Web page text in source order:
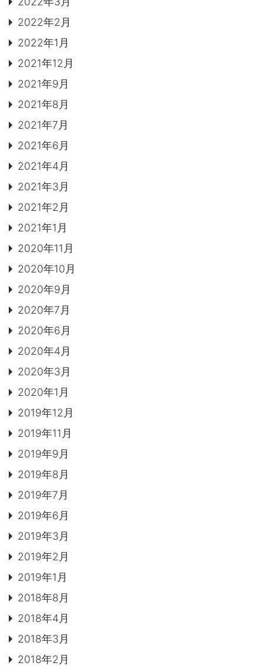
2022年2月
2022年1月
2021年12月
2021年9月
2021年8月
2021年7月
2021年6月
2021年4月
2021年3月
2021年2月
2021年1月
2020年11月
2020年10月
2020年9月
2020年7月
2020年6月
2020年4月
2020年3月
2020年1月
2019年12月
2019年11月
2019年9月
2019年8月
2019年7月
2019年6月
2019年3月
2019年2月
2019年1月
2018年8月
2018年4月
2018年3月
2018年2月